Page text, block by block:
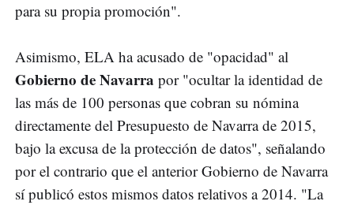
para su propia promoción".
Asimismo, ELA ha acusado de "opacidad" al
Gobierno de Navarra por "ocultar la identidad de
las más de 100 personas que cobran su nómina
directamente del Presupuesto de Navarra de 2015,
bajo la excusa de la protección de datos", señalando
por el contrario que el anterior Gobierno de Navarra
sí publicó estos mismos datos relativos a 2014. "La